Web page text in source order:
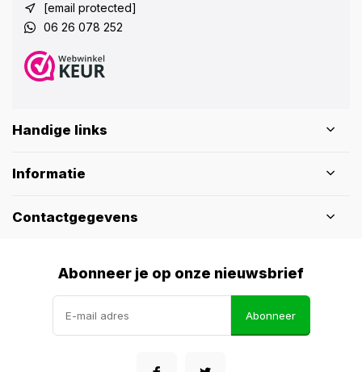
[email protected]
06 26 078 252
Handige links
Informatie
Contactgegevens
Abonneer je op onze nieuwsbrief
Abonneer